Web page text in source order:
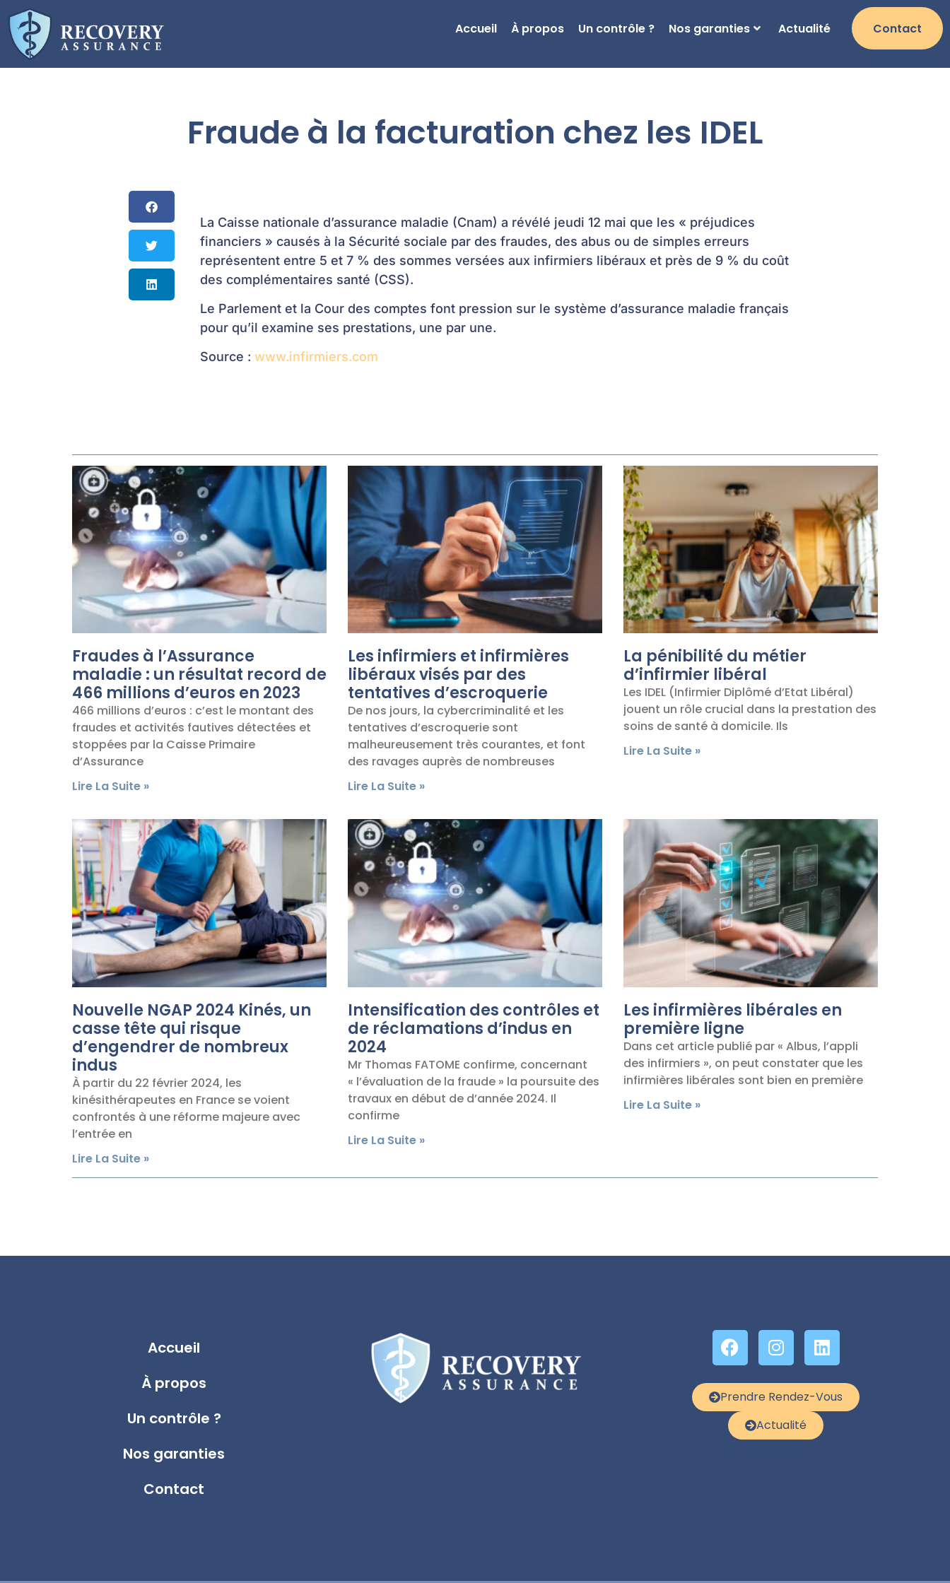
Accueil À propos Un contrôle ? Nos garanties Actualité Contact
Fraude à la facturation chez les IDEL
La Caisse nationale d’assurance maladie (Cnam) a révélé jeudi 12 mai que les « préjudices
financiers » causés à la Sécurité sociale par des fraudes, des abus ou de simples erreurs
représentent entre 5 et 7 % des sommes versées aux infirmiers libéraux et près de 9 % du coût
des complémentaires santé (CSS).
Le Parlement et la Cour des comptes font pression sur le système d’assurance maladie français
pour qu’il examine ses prestations, une par une.
Source : www.infirmiers.com
Fraudes à l’Assurance
maladie : un résultat record de
466 millions d’euros en 2023
466 millions d’euros : c’est le montant des
fraudes et activités fautives détectées et
stoppées par la Caisse Primaire
d’Assurance
Lire La Suite »
Les infirmiers et infirmières
libéraux visés par des
tentatives d’escroquerie
De nos jours, la cybercriminalité et les
tentatives d’escroquerie sont
malheureusement très courantes, et font
des ravages auprès de nombreuses
Lire La Suite »
La pénibilité du métier
d’infirmier libéral
Les IDEL (Infirmier Diplômé d’Etat Libéral)
jouent un rôle crucial dans la prestation des
soins de santé à domicile. Ils
Lire La Suite »
Nouvelle NGAP 2024 Kinés, un
casse tête qui risque
d’engendrer de nombreux
indus
À partir du 22 février 2024, les
kinésithérapeutes en France se voient
confrontés à une réforme majeure avec
l’entrée en
Lire La Suite »
Intensification des contrôles et
de réclamations d’indus en
2024
Mr Thomas FATOME confirme, concernant
« l’évaluation de la fraude » la poursuite des
travaux en début de d’année 2024. Il
confirme
Lire La Suite »
Les infirmières libérales en
première ligne
Dans cet article publié par « Albus, l’appli
des infirmiers », on peut constater que les
infirmières libérales sont bien en première
Lire La Suite »
Accueil
À propos
Un contrôle ?
Nos garanties
Contact
Prendre Rendez-Vous
Actualité